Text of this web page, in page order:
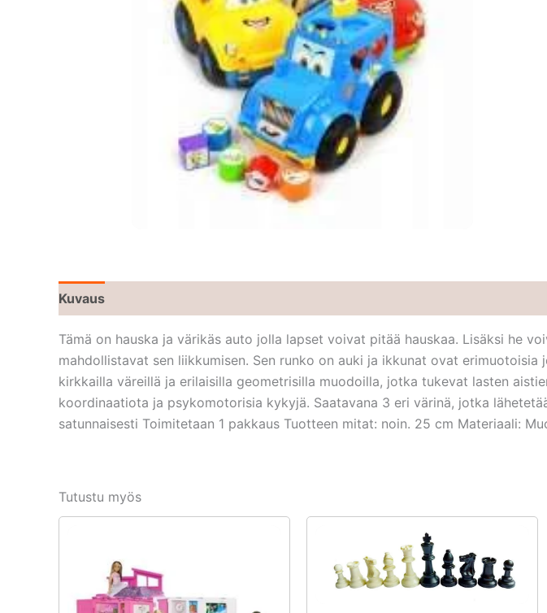
Kuvaus
Tämä on hauska ja värikäs auto jolla lapset voivat pitää hauskaa. Lisäksi he
mahdollistavat sen liikkumisen. Sen runko on auki ja ikkunat ovat
kirkkailla väreillä ja erilaisilla geometrisilla muodoilla, jotka tukevat lasten
koordinaatiota ja psykomotorisia kykyjä. Saatavana 3 eri värinä, jotka
satunnaisesti Toimitetaan 1 pakkaus Tuotteen mitat: noin. 25 cm Materiaali:
Tutustu myös